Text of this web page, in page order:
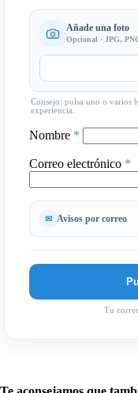
Añade una foto
Opcional · JPG,
Consejo: pulsa uno o varios
experiencia.
Nombre *
Correo electrónico *
Avisos por correo
Tu